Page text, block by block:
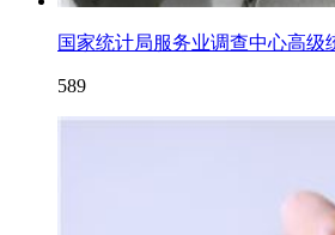
国家统计局服务业调查中心高级
589